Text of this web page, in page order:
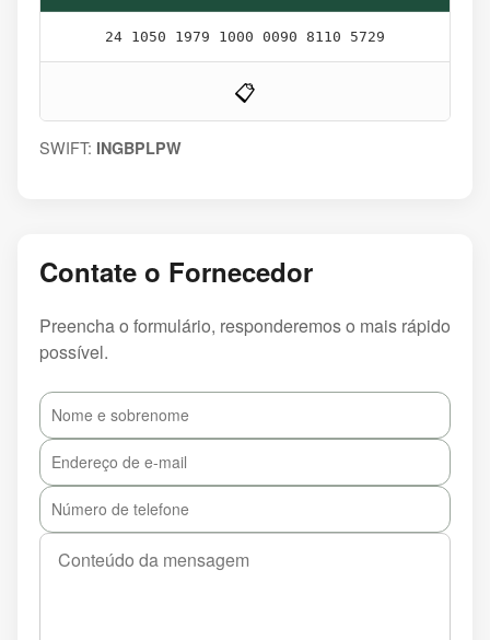
24 1050 1979 1000 0090 8110 5729
📋
SWIFT: INGBPLPW
Contate o Fornecedor
Preencha o formulário, responderemos o mais rápido
possível.